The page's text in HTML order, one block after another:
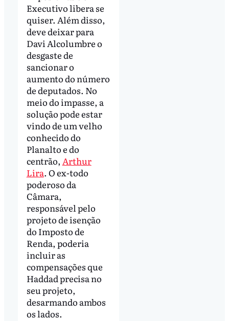
Executivo libera se
quiser. Além disso,
deve deixar para
Davi Alcolumbre o
desgaste de
sancionar o
aumento do número
de deputados. No
meio do impasse, a
solução pode estar
vindo de um velho
conhecido do
Planalto e do
centrão, Arthur
Lira. O ex-todo
poderoso da
Câmara,
responsável pelo
projeto de isenção
do Imposto de
Renda, poderia
incluir as
compensações que
Haddad precisa no
seu projeto,
desarmando ambos
os lados.